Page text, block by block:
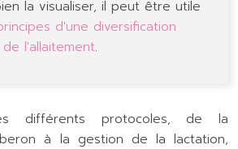
la visualiser, il peut être utile
d'une diversification
l'allaitement.
différents protocoles, de la
à la gestion de la lactation,